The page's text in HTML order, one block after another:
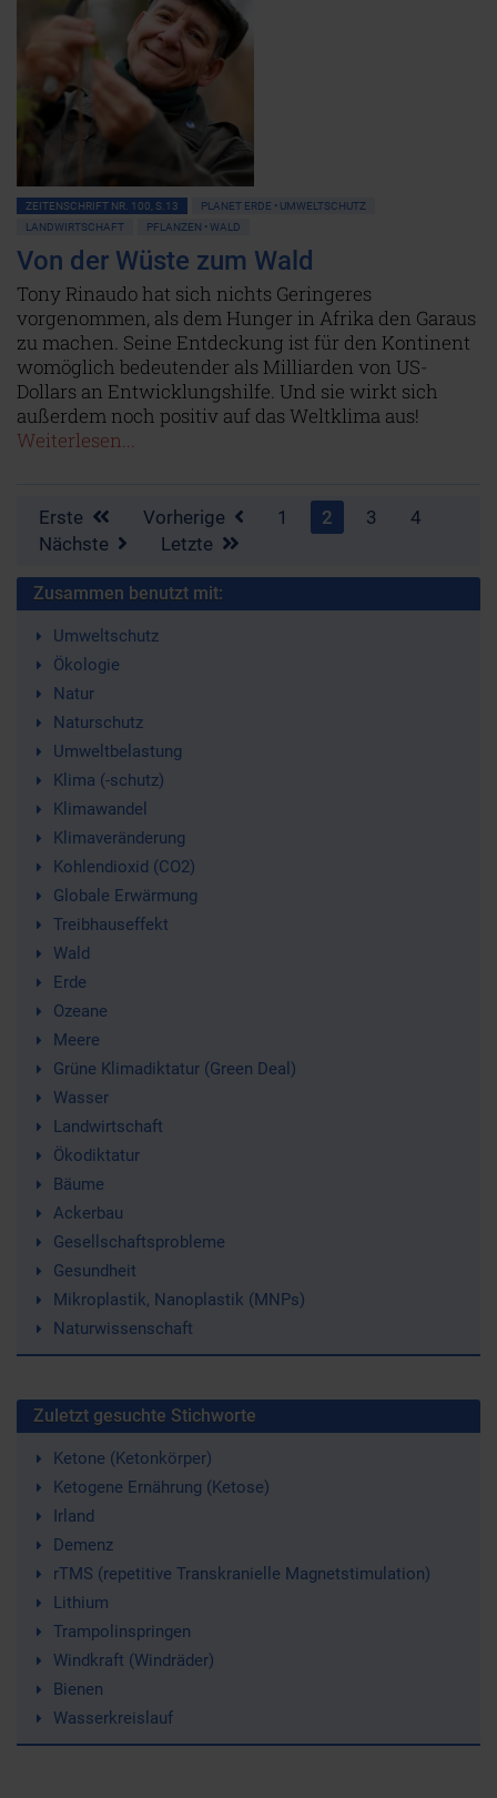
ZEITENSCHRIFT NR. 100, S.13
PLANET ERDE • UMWELTSCHUTZ
LANDWIRTSCHAFT
PFLANZEN • WALD
Von der Wüste zum Wald
Tony Rinaudo hat sich nichts Geringeres
vorgenommen, als dem Hunger in Afrika den Garaus
zu machen. Seine Entdeckung ist für den Kontinent
womöglich bedeutender als Milliarden von US-
Dollars an Entwicklungshilfe. Und sie wirkt sich
außerdem noch positiv auf das Weltklima aus!
Weiterlesen...
Erste Vorherige 1 2 3
4
Nächste
Letzte
Zusammen benutzt mit:
Umweltschutz
Ökologie
Natur
Naturschutz
Umweltbelastung
Klima (-schutz)
Klimawandel
Klimaveränderung
Kohlendioxid (CO2)
Globale Erwärmung
Treibhauseffekt
Wald
Erde
Ozeane
Meere
Grüne Klimadiktatur (Green Deal)
Wasser
Landwirtschaft
Ökodiktatur
Bäume
Ackerbau
Gesellschaftsprobleme
Gesundheit
Mikroplastik, Nanoplastik (MNPs)
Naturwissenschaft
Zuletzt gesuchte Stichworte
Ketone (Ketonkörper)
Ketogene Ernährung (Ketose)
Irland
Demenz
rTMS (repetitive Transkranielle Magnetstimulation)
Lithium
Trampolinspringen
Windkraft (Windräder)
Bienen
Wasserkreislauf